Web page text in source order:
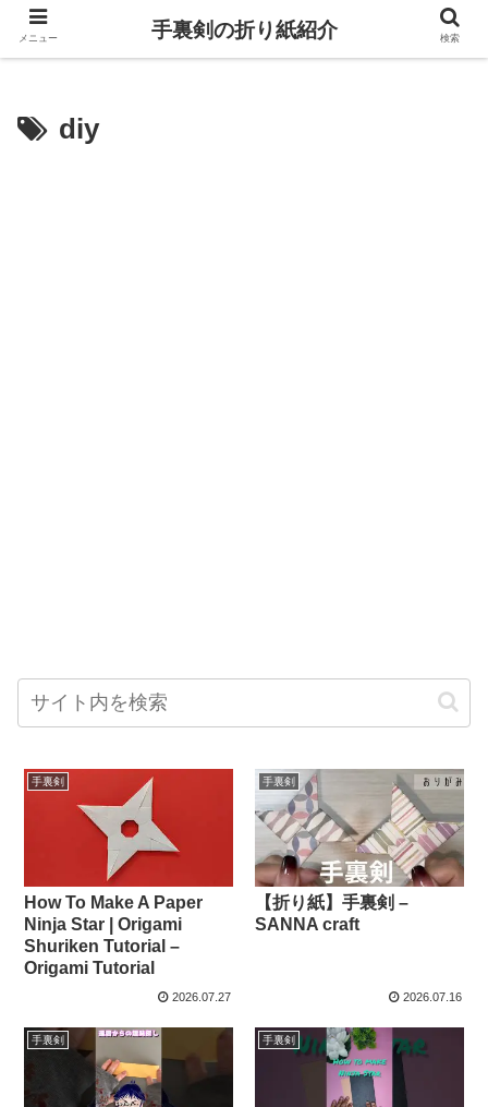
diy
手裏剣
How To Make A Paper
Ninja Star | Origami
Shuriken Tutorial –
Origami Tutorial
2026.07.27
手裏剣
【折り紙】手裏剣 –
SANNA craft
2026.07.16
手裏剣 手裏剣
メニュー 手裏剣の折り紙紹介 検索